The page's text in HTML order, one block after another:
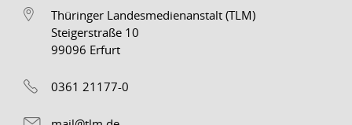
Thüringer Landesmedienanstalt (TLM)
Steigerstraße 10
99096 Erfurt
0361 21177-0